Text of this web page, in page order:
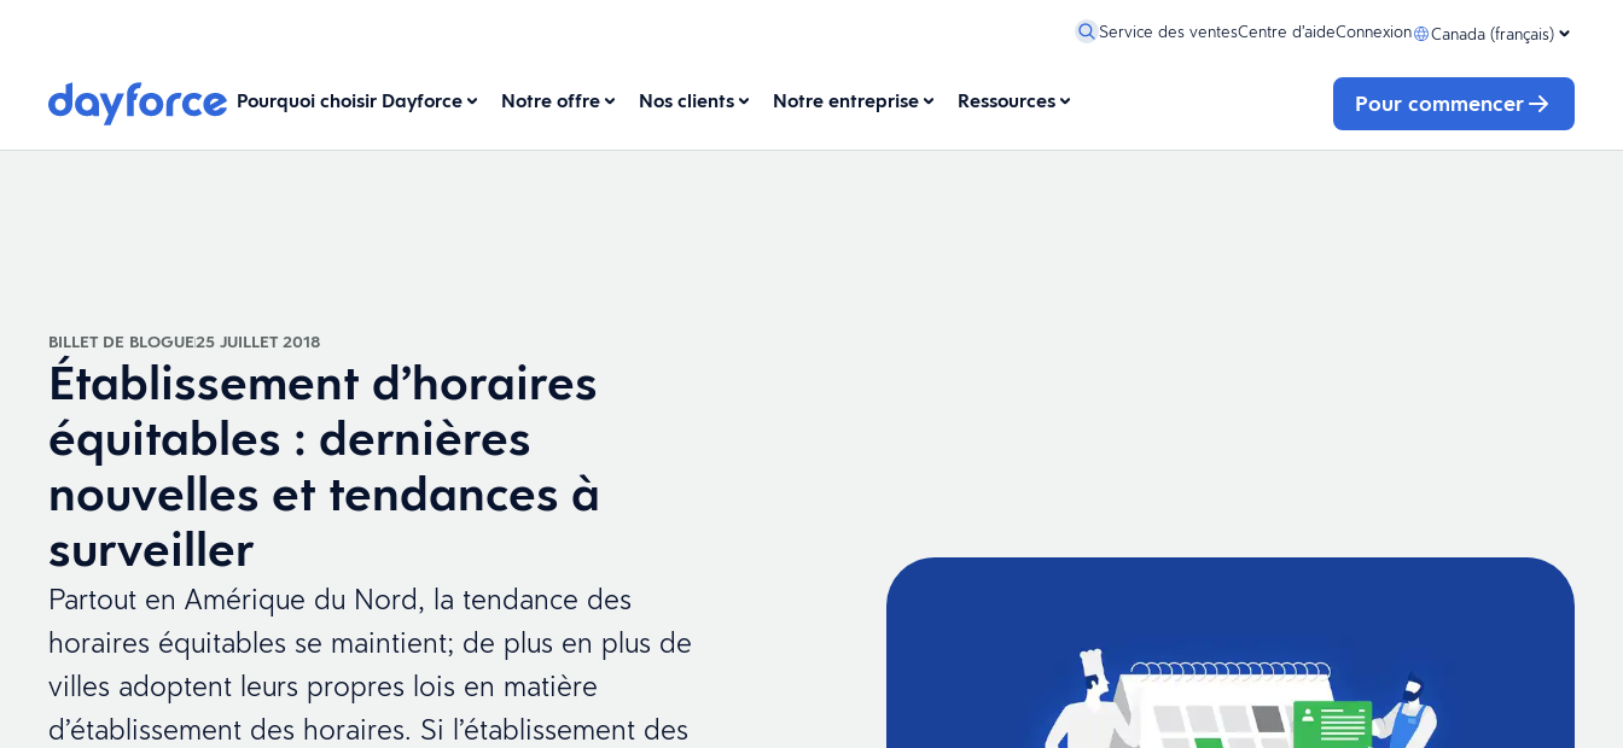
Service des ventesCentre d’aideConnexion Canada (français)
Pourquoi choisir Dayforce Notre offre Nos clients Notre entreprise Ressources Pour commencer
BILLET DE BLOGUE25 JUILLET 2018
Établissement d’horaires
équitables : dernières
nouvelles et tendances à
surveiller
Partout en Amérique du Nord, la tendance des
horaires équitables se maintient; de plus en plus de
villes adoptent leurs propres lois en matière
d’établissement des horaires. Si l’établissement des